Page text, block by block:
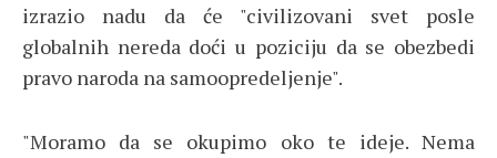
izrazio nadu da će "civilizovani svet posle
globalnih nereda doći u poziciju da se obezbedi
pravo naroda na samoopredeljenje".
"Moramo da se okupimo oko te ideje. Nema